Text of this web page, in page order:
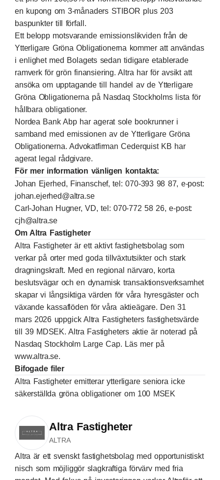
en kupong om 3-månaders STIBOR plus 203
baspunkter till förfall.
Ett belopp motsvarande emissionslikviden från de
Ytterligare Gröna Obligationerna kommer att användas
i enlighet med Bolagets sedan tidigare etablerade
ramverk för grön finansiering. Altra har för avsikt att
ansöka om upptagande till handel av de Ytterligare
Gröna Obligationerna på Nasdaq Stockholms lista för
hållbara obligationer.
Nordea Bank Abp har agerat sole bookrunner i
samband med emissionen av de Ytterligare Gröna
Obligationerna. Advokatfirman Cederquist KB har
agerat legal rådgivare.
För mer information vänligen kontakta:
Johan Ejerhed, Finanschef, tel: 070-393 98 87, e-post:
johan.ejerhed@altra.se
Carl-Johan Hugner, VD, tel: 070-772 58 26, e-post:
cjh@altra.se
Om Altra Fastigheter
Altra Fastigheter är ett aktivt fastighetsbolag som
verkar på orter med goda tillväxtutsikter och stark
dragningskraft. Med en regional närvaro, korta
beslutsvägar och en dynamisk transaktionsverksamhet
skapar vi långsiktiga värden för våra hyresgäster och
växande kassaflöden för våra aktieägare. Den 31
mars 2026 uppgick Altra Fastigheters fastighetsvärde
till 39 MDSEK. Altra Fastigheters aktie är noterad på
Nasdaq Stockholm Large Cap. Läs mer på
www.altra.se.
Bifogade filer
Altra Fastigheter emitterar ytterligare seniora icke
säkerställda gröna obligationer om 100 MSEK
Altra Fastigheter
ALTRA
Altra är ett svenskt fastighetsbolag med opportunistiskt
nisch som möjliggör slagkraftiga förvärv med fria